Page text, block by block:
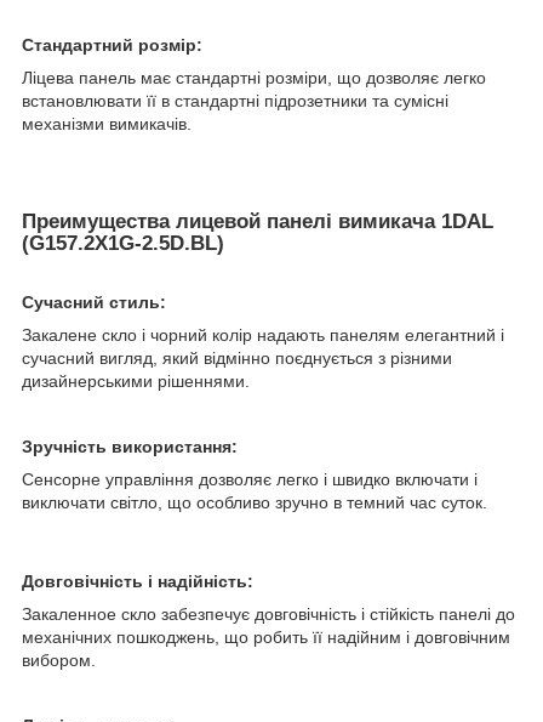
Стандартний розмір:
Ліцева панель має стандартні розміри, що дозволяє легко
встановлювати її в стандартні підрозетники та сумісні
механізми вимикачів.
Преимущества лицевой панелі вимикача 1DAL
(G157.2X1G-2.5D.BL)
Сучасний стиль:
Закалене скло і чорний колір надають панелям елегантний і
сучасний вигляд, який відмінно поєднується з різними
дизайнерськими рішеннями.
Зручність використання:
Сенсорне управління дозволяє легко і швидко включати і
виключати світло, що особливо зручно в темний час суток.
Довговічність і надійність:
Закаленное скло забезпечує довговічність і стійкість панелі до
механічних пошкоджень, що робить її надійним і довговічним
вибором.